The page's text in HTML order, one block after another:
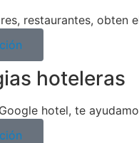
restaurantes, obten
hoteleras
hotel, te